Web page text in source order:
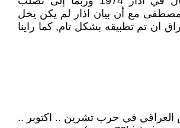
مصطفى مع أن بيان اذار لم يكن يخل
ان تم تطبيقه بشكل تام, كما راينا
في حرب تشرين .. اكتوبر ..